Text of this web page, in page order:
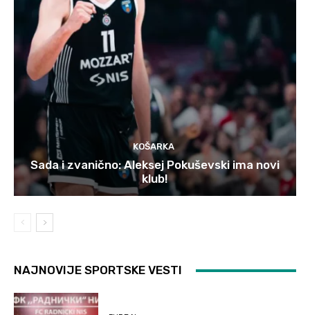
KOŠARKA
Sada i zvanično: Aleksej Pokuševski ima novi
klub!
NAJNOVIJE SPORTSKE VESTI